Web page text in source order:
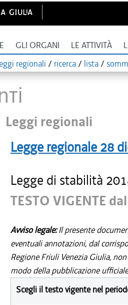
GLI ORGANI LE ATTIVITÀ
regionali / ricerca / lista /
Leggi regionali
Legge regionale 28
Legge di stabilità
TESTO VIGENTE
Avviso legale:Il presente
eventuali annotazioni, dal
Regione Friuli Venezia Giulia,
modo della pubblicazione
Scegli il testo vigente nel